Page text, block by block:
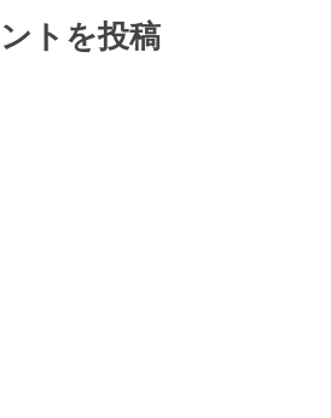
トを投稿